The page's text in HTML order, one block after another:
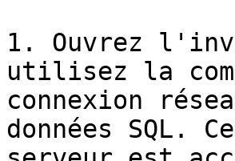
1. Ouvrez
utilisez la
connexion
données SQL.